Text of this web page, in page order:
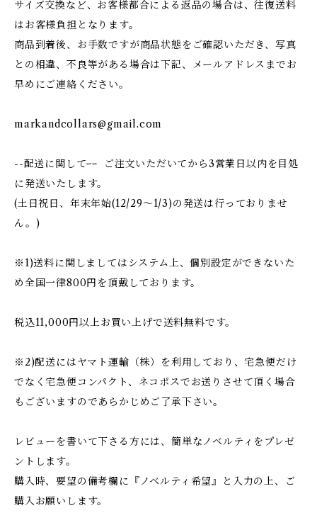
サイズ交換など、お客様都合による返品の場合は、往復送料
はお客様負担となります。
商品到着後、お手数ですが商品状態をご確認いただき、写真
との相違、不良等がある場合は下記、メールアドレスまでお
早めにご連絡ください。
markandcollars@gmail.com
--配送に関してｰｰ ご注文いただいてから3営業日以内を目処
に発送いたします。
(土日祝日、年末年始(12/29〜1/3)の発送は行っておりませ
ん。)
※1)送料に関しましてはシステム上、個別設定ができないた
め全国一律800円を頂戴しております。
税込11,000円以上お買い上げで送料無料です。
※2)配送にはヤマト運輸（株）を利用しており、宅急便だけ
でなく宅急便コンパクト、ネコポスでお送りさせて頂く場合
もございますのであらかじめご了承下さい。
レビューを書いて下さる方には、簡単なノベルティをプレゼ
ントします。
購入時、要望の備考欄に『ノベルティ希望』と入力の上、ご
購入お願いします。